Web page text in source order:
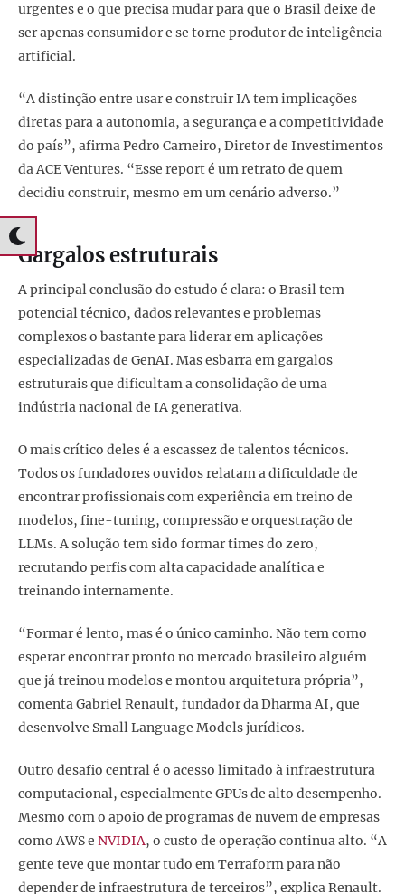
urgentes e o que precisa mudar para que o Brasil deixe de
ser apenas consumidor e se torne produtor de inteligência
artificial.
“A distinção entre usar e construir IA tem implicações
diretas para a autonomia, a segurança e a competitividade
do país”, afirma Pedro Carneiro, Diretor de Investimentos
da ACE Ventures. “Esse report é um retrato de quem
decidiu construir, mesmo em um cenário adverso.”
Gargalos estruturais
A principal conclusão do estudo é clara: o Brasil tem
potencial técnico, dados relevantes e problemas
complexos o bastante para liderar em aplicações
especializadas de GenAI. Mas esbarra em gargalos
estruturais que dificultam a consolidação de uma
indústria nacional de IA generativa.
O mais crítico deles é a escassez de talentos técnicos.
Todos os fundadores ouvidos relatam a dificuldade de
encontrar profissionais com experiência em treino de
modelos, fine-tuning, compressão e orquestração de
LLMs. A solução tem sido formar times do zero,
recrutando perfis com alta capacidade analítica e
treinando internamente.
“Formar é lento, mas é o único caminho. Não tem como
esperar encontrar pronto no mercado brasileiro alguém
que já treinou modelos e montou arquitetura própria”,
comenta Gabriel Renault, fundador da Dharma AI, que
desenvolve Small Language Models jurídicos.
Outro desafio central é o acesso limitado à infraestrutura
computacional, especialmente GPUs de alto desempenho.
Mesmo com o apoio de programas de nuvem de empresas
como AWS e NVIDIA, o custo de operação continua alto. “A
gente teve que montar tudo em Terraform para não
depender de infraestrutura de terceiros”, explica Renault.